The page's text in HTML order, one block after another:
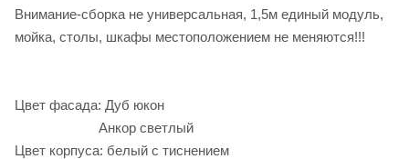
Внимание-сборка не универсальная, 1,5м единый модуль,
мойка, столы, шкафы местоположением не меняются!!!
Цвет фасада: Дуб юкон
Анкор светлый
Цвет корпуса: белый с тиснением